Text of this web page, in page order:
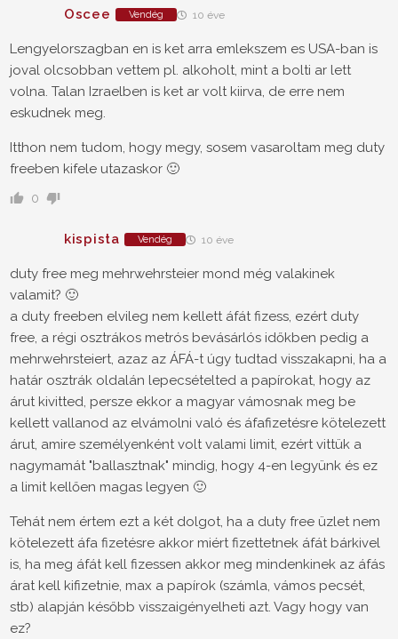
Oscee Vendég 10 éve
Lengyelorszagban en is ket arra emlekszem es USA-ban is
joval olcsobban vettem pl. alkoholt, mint a bolti ar lett
volna. Talan Izraelben is ket ar volt kiirva, de erre nem
eskudnek meg.
Itthon nem tudom, hogy megy, sosem vasaroltam meg duty
freeben kifele utazaskor 🙂
0
kispista Vendég 10 éve
duty free meg mehrwehrsteier mond még valakinek
valamit? 🙂
a duty freeben elvileg nem kellett áfát fizess, ezért duty
free, a régi osztrákos metrós bevásárlós időkben pedig a
mehrwehrsteiert, azaz az ÁFÁ-t úgy tudtad visszakapni, ha a
határ osztrák oldalán lepecsételted a papírokat, hogy az
árut kivitted, persze ekkor a magyar vámosnak meg be
kellett vallanod az elvámolni való és áfafizetésre kötelezett
árut, amire személyenként volt valami limit, ezért vittük a
nagymamát "ballasztnak" mindig, hogy 4-en legyünk és ez
a limit kellően magas legyen 🙂
Tehát nem értem ezt a két dolgot, ha a duty free üzlet nem
kötelezett áfa fizetésre akkor miért fizettetnek áfát bárkivel
is, ha meg áfát kell fizessen akkor meg mindenkinek az áfás
árat kell kifizetnie, max a papírok (számla, vámos pecsét,
stb) alapján később visszaigényelheti azt. Vagy hogy van
ez?